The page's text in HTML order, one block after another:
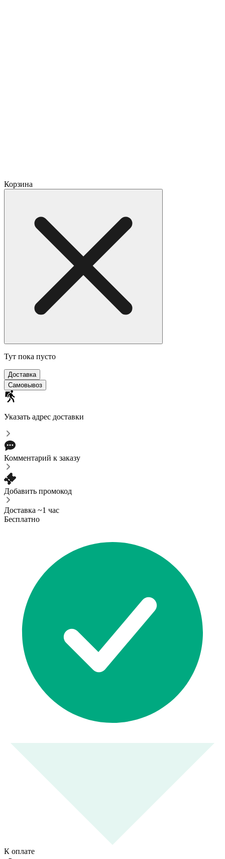
Корзина
Тут пока пусто
Доставка
Самовывоз
Указать адрес доставки
Комментарий к заказу
Добавить промокод
Доставка ~1 час
Бесплатно
К оплате